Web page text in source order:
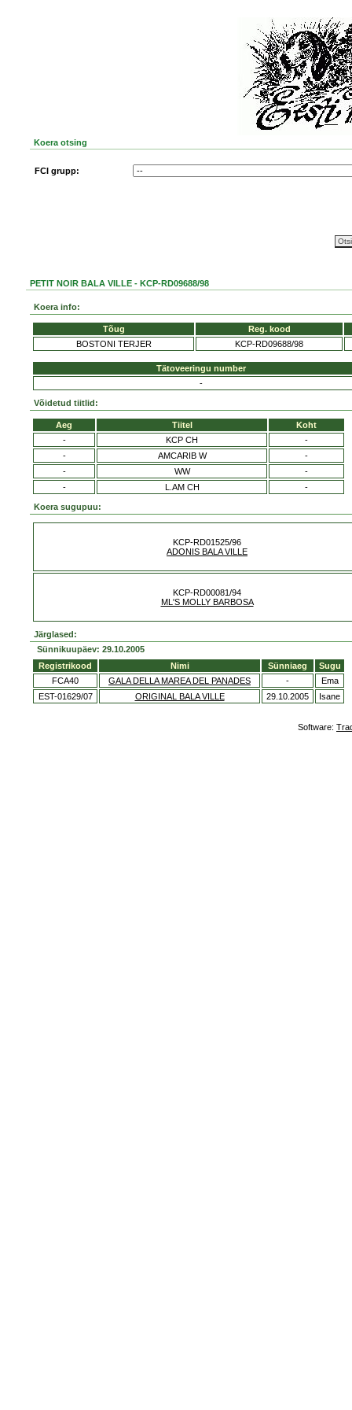
Koera otsing
FCI grupp:
PETIT NOIR BALA VILLE - KCP-RD09688/98
Koera info:
Tõug
Reg. kood
BOSTONI TERJER
KCP-RD09688/98
Tätoveeringu number
-
Võidetud tiitlid:
Aeg Tiitel
Koht
-
KCP CH
-
-
AMCARIB W
-
-
WW
-
-
L.AM CH -
Koera sugupuu:
KCP-RD01525/96
ADONIS BALA VILLE
KCP-RD00081/94
ML'S MOLLY BARBOSA
Järglased:
Sünnikuupäev: 29.10.2005
Registrikood
Nimi Sünniaeg
Sugu
FCA40
GALA DELLA MAREA DEL PANADES -
Ema
EST-01629/07
ORIGINAL BALA VILLE 29.10.2005 Isane
Software: